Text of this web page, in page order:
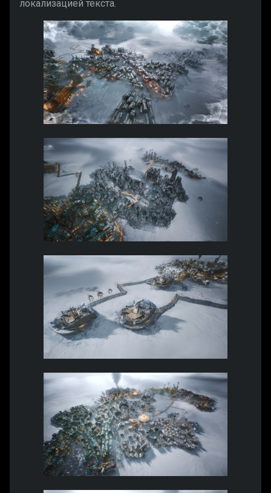
локализацией текста.